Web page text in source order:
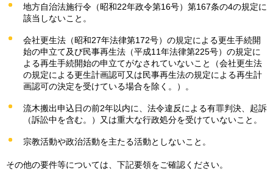
地方自治法施行令（昭和22年政令第16号）第167条の4の規定に
該当しないこと。
会社更生法（昭和27年法律第172号）の規定による更生手続開
始の申立て及び民事再生法（平成11年法律第225号）の規定に
よる再生手続開始の申立てがなされていないこと（会社更生法
の規定による更生計画認可又は民事再生法の規定による再生計
画認可の決定を受けている場合を除く。）。
流木搬出申込日の前2年以内に、法令違反による有罪判決、起訴
（訴訟中を含む。）又は重大な行政処分を受けていないこと。
宗教活動や政治活動を主たる活動としないこと。
その他の要件等については、下記要領をご確認ください。